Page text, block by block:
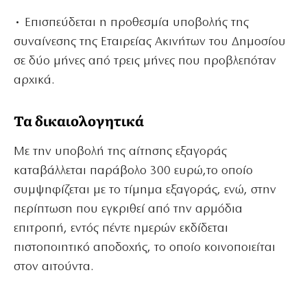
• Επισπεύδεται η προθεσμία υποβολής της
συναίνεσης της Εταιρείας Ακινήτων του Δημοσίου
σε δύο μήνες από τρεις μήνες που προβλεπόταν
αρχικά.
Τα δικαιολογητικά
Με την υποβολή της αίτησης εξαγοράς
καταβάλλεται παράβολο 300 ευρώ,το οποίο
συμψηφίζεται με το τίμημα εξαγοράς, ενώ, στην
περίπτωση που εγκριθεί από την αρμόδια
επιτροπή, εντός πέντε ημερών εκδίδεται
πιστοποιητικό αποδοχής, το οποίο κοινοποιείται
στον αιτούντα.